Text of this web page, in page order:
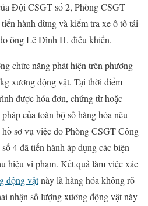
Đội CSGT số 2, Phòng CSGT
hành dừng và kiểm tra xe ô tô tải
ông Lê Đình H. điều khiển.
chức năng phát hiện trên phương
xương động vật. Tại thời điểm
được hóa đơn, chứng từ hoặc
của toàn bộ số hàng hóa nêu
sơ vụ việc do Phòng CSGT Công
4 đã tiến hành áp dụng các biện
hiệu vi phạm. Kết quả làm việc xác
động vậtnày là hàng hóa không rõ
nhận số lượng xương động vật này